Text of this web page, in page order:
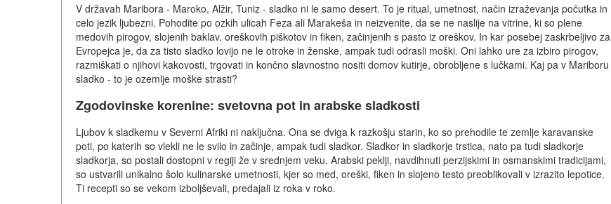
V državah Maribora - Maroko, Alžir, Tuniz - sladko ni le samo desert. To je ritual, umetnost, način izraževanja počutka in
celo jezik ljubezni. Pohodite po ozkih ulicah Feza ali Marakeša in neizvenite, da se ne naslije na vitrine, ki so plene
medovih pirogov, slojenih baklav, oreškovih piškotov in fiken, začinjenih s pasto iz oreškov. In kar posebej zaskrbeljivo za
Evropejca je, da za tisto sladko lovijo ne le otroke in ženske, ampak tudi odrasli moški. Oni lahko ure za izbiro pirogov,
razmiškati o njihovi kakovosti, trgovati in končno slavnostno nositi domov kutirje, obrobljene s lučkami. Kaj pa v Mariboru
sladko - to je ozemlje moške strasti?
Zgodovinske korenine: svetovna pot in arabske sladkosti
Ljubov k sladkemu v Severni Afriki ni naključna. Ona se dviga k razkošju starin, ko so prehodile te zemlje karavanske
poti, po katerih so vlekli ne le svilo in začinje, ampak tudi sladkor. Sladkor in sladkorje trstica, nato pa tudi sladkorje
sladkorja, so postali dostopni v regiji že v srednjem veku. Arabski peklji, navdihnuti perzijskimi in osmanskimi tradicijami,
so ustvarili unikalno šolo kulinarske umetnosti, kjer so med, oreški, fiken in slojeno testo preoblikovali v izrazito lepotice.
Ti recepti so se vekom izboljševali, predajali iz roka v roko.